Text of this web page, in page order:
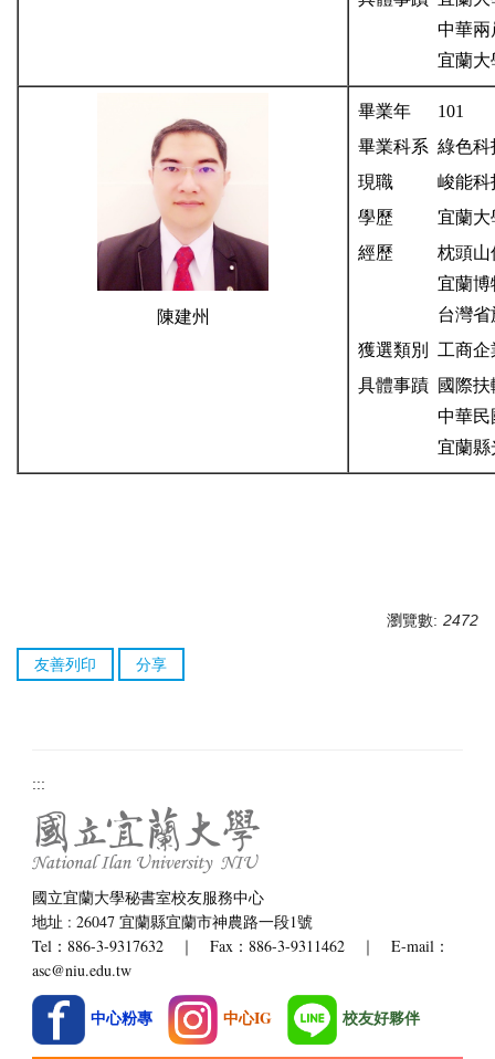
中華
宜蘭大
陳建州
畢業年
101
畢業科系 綠色科
現職
峻能科
學歷
宜蘭大
經歷
枕頭
宜蘭
台灣
獲選類別
工商企
具體事蹟 國際
中華
宜蘭縣
瀏覽數: 2472
友善列印 分享
:::
國立宜蘭大學秘書室校友服務中心
地址 : 26047 宜蘭縣宜蘭市神農路一段1號
Tel：886-3-9317632 ｜ Fax：886-3-9311462 ｜ E-mail：
asc@niu.edu.tw
中心粉專 中心IG 校友好夥伴